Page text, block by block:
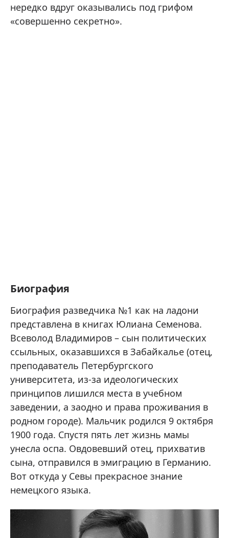
нередко вдруг оказывались под грифом
«совершенно секретно».
Биография
Биография разведчика №1 как на ладони
представлена в книгах Юлиана Семенова.
Всеволод Владимиров – сын политических
ссыльных, оказавшихся в Забайкалье (отец,
преподаватель Петербургского
университета, из-за идеологических
принципов лишился места в учебном
заведении, а заодно и права проживания в
родном городе). Мальчик родился 9 октября
1900 года. Спустя пять лет жизнь мамы
унесла оспа. Овдовевший отец, прихватив
сына, отправился в эмиграцию в Германию.
Вот откуда у Севы прекрасное знание
немецкого языка.